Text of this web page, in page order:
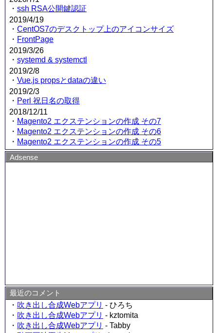
・ ssh RSA公開鍵認証
2019/4/19
・ CentOS7のデスクトップ上のアイコンサイズ
・ FrontPage
2019/3/26
・ systemd & systemctl
2019/2/8
・ Vue.js propsとdataの違い
2019/2/3
・ Perl 祝日名の取得
2018/12/11
・ Magento2 エクステンションの作成 その7
・ Magento2 エクステンションの作成 その6
・ Magento2 エクステンションの作成 その5
Adsense
最近のコメント
・ 吹き出し合成Webアプリ - ひろち
・ 吹き出し合成Webアプリ - kztomita
・ 吹き出し合成Webアプリ - Tabby